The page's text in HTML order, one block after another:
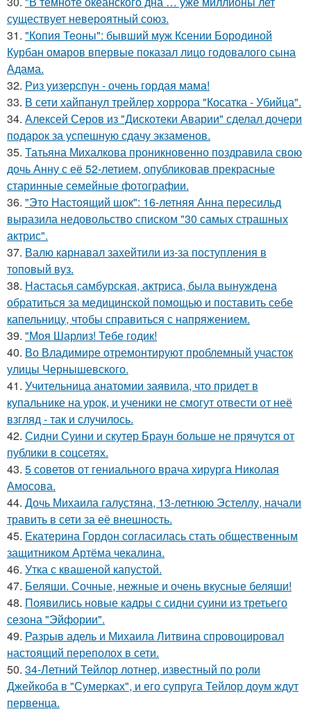
существует невероятный союз.
31. "Копия Теоны": бывший муж Ксении Бородиной
Курбан омаров впервые показал лицо годовалого сына
Адама.
32. Риз уизерспун - очень гордая мама!
33. В сети хайпанул трейлер хоррора "Косатка - Убийца".
34. Алексей Серов из "Дискотеки Аварии" сделал дочери
подарок за успешную сдачу экзаменов.
35. Татьяна Михалкова проникновенно поздравила свою
дочь Анну с её 52-летием, опубликовав прекрасные
старинные семейные фотографии.
36. "Это Настоящий шок": 16-летняя Анна пересильд
выразила недовольство списком "30 самых страшных
актрис".
37. Валю карнавал захейтили из-за поступления в
топовый вуз.
38. Настасья самбурская, актриса, была вынуждена
обратиться за медицинской помощью и поставить себе
капельницу, чтобы справиться с напряжением.
39. "Моя Шарлиз! Тебе годик!
40. Во Владимире отремонтируют проблемный участок
улицы Чернышевского.
41. Учительница анатомии заявила, что придет в
купальнике на урок, и ученики не смогут отвести от неё
взгляд - так и случилось.
42. Сидни Суини и скутер Браун больше не прячутся от
публики в соцсетях.
43. 5 советов от гениального врача хирурга Николая
Амосова.
44. Дочь Михаила галустяна, 13-летнюю Эстеллу, начали
травить в сети за её внешность.
45. Екатерина Гордон согласилась стать общественным
защитником Артёма чекалина.
46. Утка с квашеной капустой.
47. Беляши. Сочные, нежные и очень вкусные беляши!
48. Появились новые кадры с сидни суини из третьего
сезона "Эйфории".
49. Разрыв адель и Михаила Литвина спровоцировал
настоящий переполох в сети.
50. 34-Летний Тейлор лотнер, известный по роли
Джейкоба в "Сумерках", и его супруга Тейлор доум ждут
первенца.